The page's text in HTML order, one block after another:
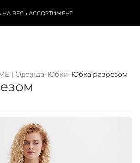
НА ВЕСЬ АССОРТИМЕНТ
| Одежда–Юбки–Юбка разрезом